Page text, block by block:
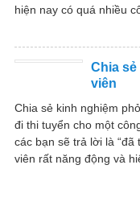
hiện nay có quá nhiều
Chia
viên
Chia sẻ kinh nghiệm
đi thi tuyển cho một
các bạn sẽ trả lời là
viên rất năng động và